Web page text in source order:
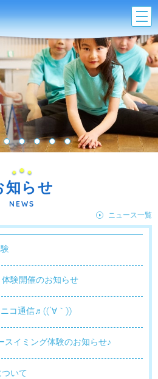
知らせ
NEWS
ニュース一覧
験開催のお知らせ
コ通信♬((´∀｀))
スイミング体験のお知らせ♪
いて